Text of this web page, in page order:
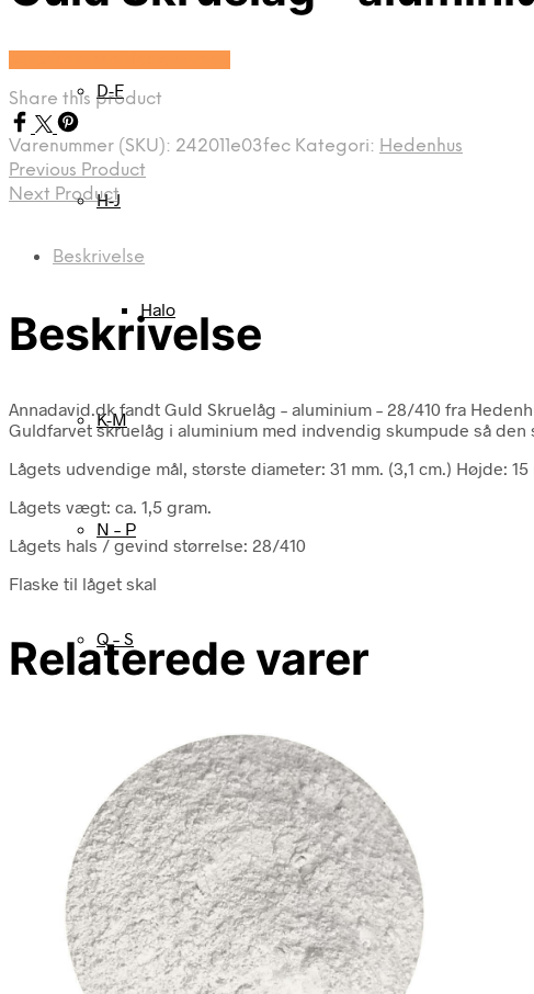
D-F
H-J
Halo
K-M
N – P
Q – S
W – Z
Share this product
Varenummer (SKU): 242011e03fec Kategori: Hedenhus
Previous Product
Next Product
Beskrivelse
Beskrivelse
Annadavid.dk fandt Guld Skruelåg – aluminium – 28/410 fra
Guldfarvet skruelåg i aluminium med indvendig skumpude så den
Lågets udvendige mål, største diameter: 31 mm. (3,1 cm.) Højde: 15
Lågets vægt: ca. 1,5 gram.
Lågets hals / gevind størrelse: 28/410
Flaske til låget skal
Relaterede varer